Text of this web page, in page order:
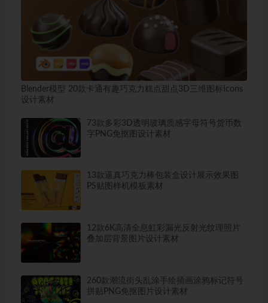
Blender模型 20款卡通有趣巧克力糕点甜点3D三维图标Icons
设计素材
73款多彩3D透明玻璃质感字母符号货币数
字PNG免抠图设计素材
13款逼真巧克力棒包装盒设计展示效果图
PS贴图样机模板素材
12款6K高清全息虹彩漏光反射光纹理照片
叠加层背景图片设计素材
260款潮流街头乱涂手绘插画涂鸦标记符号
拼贴PNG免抠图片设计素材